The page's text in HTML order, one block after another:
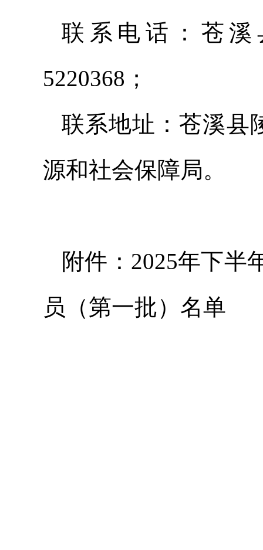
联系电话：苍
5220368；
联系地址：苍溪县
源和社会保障局。
附件：2025年下半
员（第一批）名单